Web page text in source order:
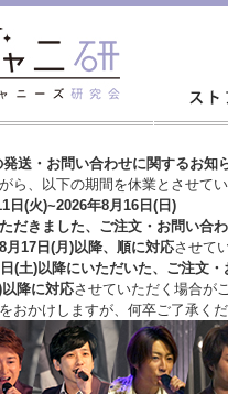
送・お問い合わせに関するお知
ら、以下の期間を休業とさせてい
日(火)~2026年8月16日(日)
だきました、ご注文・お問い合わ
月17日(月)以降、順に対応させて
(土)以降にいただいた、ご注文・
降に対応させていただく場合が
おかけしますが、 何卒ご了承く